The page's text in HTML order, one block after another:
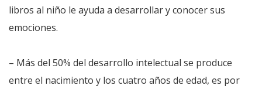
libros al niño le ayuda a desarrollar y conocer sus
emociones.
– Más del 50% del desarrollo intelectual se produce
entre el nacimiento y los cuatro años de edad, es por